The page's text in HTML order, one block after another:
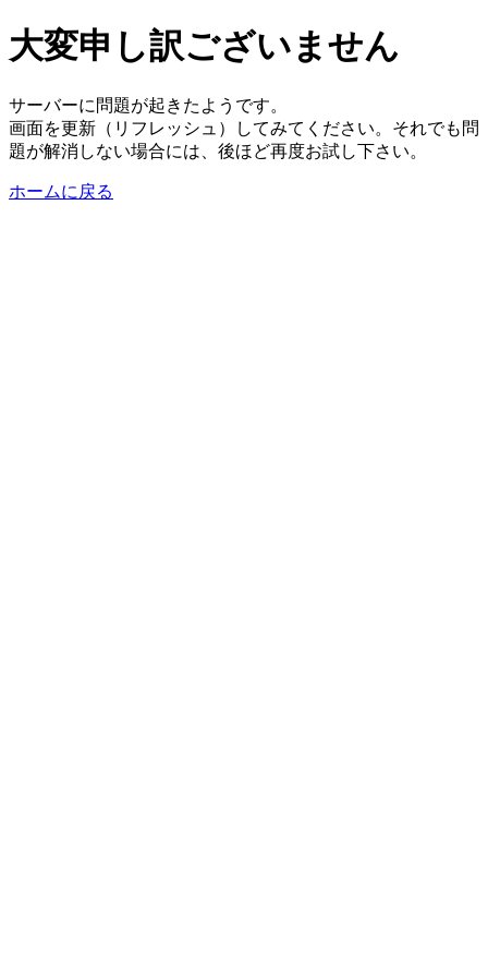
大変申し訳ございません
サーバーに問題が起きたようです。
画面を更新（リフレッシュ）してみてください。それでも問
題が解消しない場合には、後ほど再度お試し下さい。
ホームに戻る